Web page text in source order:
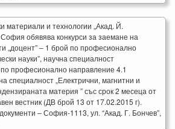
материали и технологии „Акад. Й.
обявява конкурси за заемане на
„доцент” – 1 брой по професионално
науки”, научна специалност
професионално направление 4.1
специалност „Електрични, магнитни и
материя ” със срок 2 месеца от
вестник (ДВ брой 13 от 17.02.2015 г).
– София-1113, ул. “Акад. Г. Бончев”,